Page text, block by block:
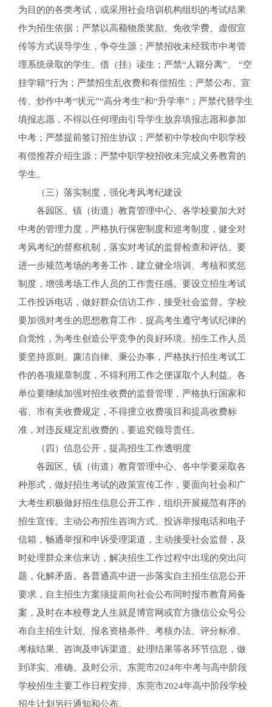
为目的的各类考试，或采用社会培训机构组织的考试结果
作为招生依据；严禁以高额物质奖励、免收学费、虚假宣
传等方式误导学生，争夺生源；严禁招收未经我市中考管
理系统录取的学生、借（挂）读生；严禁“人籍分离”、 “空
挂学籍”行为；严禁招生乱收费和有偿招生；严禁公布、宣
传、炒作中考“状元”“高分考生”和“升学率”；严禁代替学生
填报志愿，不得以任何理由引导学生放弃填报志愿和参加
中考；严禁提前签订招生协议；严禁初中学校向中职学校
有偿推荐介绍生源；严禁中职学校招收未完成义务教育的
学生。
（三）落实制度，强化考风考纪建设
各园区、镇（街道）教育管理中心、各学校要加大对
中考的管理力度，严格执行保密制度和巡考制度，健全对
考风考纪的督察机制，落实对考试的监督检查和评估。要
进一步规范考场的考务工作，建立健全培训、考核和奖惩
制度，增强考场工作人员的工作责任感。要设立招生考试
工作投诉电话，做好群众信访工作，接受社会监督。学校
要加强对考生的思想教育工作，提高考生遵守考试纪律的
自觉性，为考生创造公平竞争的良好环境。招生工作人员
要坚持原则、廉洁自律、秉公办事，严格执行招生考试工
作的各项规章制度，不得利用工作之便谋取个人利益。各
单位要继续加强对招生收费的监督管理，严格执行国家和
省、市有关收费规定，不得擅立收费项目和提高收费标
准，对违反规定乱收费的，要追究领导责任。
（四）信息公开，提高招生工作透明度
各园区、镇（街道）教育管理中心、各中学要采取各
种形式，做好招生考试的政策宣传工作，要面向社会和广
大考生积极做好招生信息公开工作，组织开展规范有序的
招生宣传。主动公布招生咨询方式、投诉举报电话和电子
信箱，畅通举报和申诉受理渠道，主动接受社会监督，及
时处理群众来信来访，解决招生工作过程中出现的突出问
题，化解矛盾。各普通高中进一步落实自主招生信息公开
要求，自主招生方案须提前向社会公布同时报市教育局备
案，及时在本校尊龙人生就是博官网或官方微信公众号公
布自主招生计划、报名资格条件、考核办法、评分标准、
考核结果、咨询及申诉渠道、处理结果等各环节信息，做
到详实、准确、及时公示。东莞市2024年中考与高中阶段
学校招生主要工作日程安排、东莞市2024年高中阶段学校
招生计划另行通知和公布。